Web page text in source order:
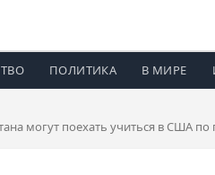
ПОЛИТИКА В МИРЕ
могут поехать учиться в США